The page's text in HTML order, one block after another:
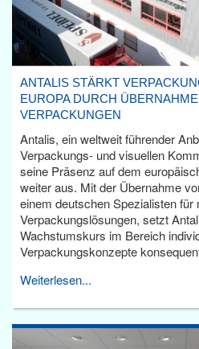
ANTALIS STÄRKT
EUROPA DURCH
VERPACKUNGEN
Antalis, ein weltweit führender
Verpackungs- und visuellen
seine Präsenz auf dem
weiter aus. Mit der Übernahme
einem deutschen Spezialisten
Verpackungslösungen, setzt
Wachstumskurs im Bereich
Verpackungskonzepte
Weiterlesen...